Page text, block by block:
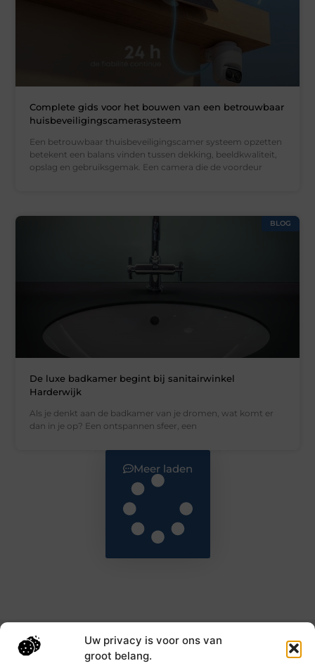
Uw privacy is voor ons van
groot belang.
Complete gids voor het bouwen van een betrouwbaar
huisbeveiligingscamerasysteem
Een betrouwbaar thuisbeveiligingscamer systeem opzetten
betekent een balans vinden tussen dekking, beeldkwaliteit,
opslag en gebruiksgemak. Een camera die de voordeur
BLOG
De luxe badkamer begint bij sanitairwinkel
Harderwijk
Als je denkt aan de badkamer van je dromen, wat komt er
dan in je op? Een ontspannen sfeer, een
Meer laden
Main Links